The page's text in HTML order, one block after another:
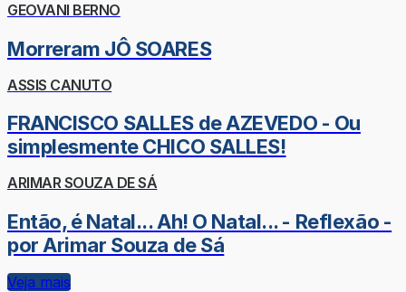
GEOVANI BERNO
Morreram JÔ SOARES
ASSIS CANUTO
FRANCISCO SALLES de AZEVEDO - Ou
simplesmente CHICO SALLES!
ARIMAR SOUZA DE SÁ
Então, é Natal... Ah! O Natal... - Reflexão -
por Arimar Souza de Sá
Veja mais